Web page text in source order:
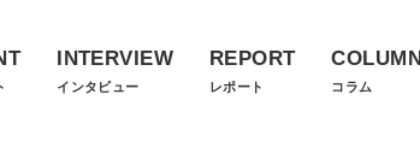
INTERVIEW
インタビュー
REPORT
レポート コラム